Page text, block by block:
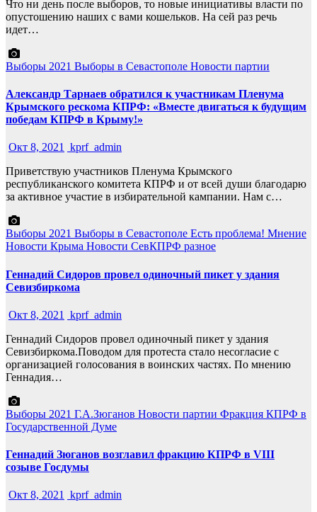
Что ни день после выборов, то новые инициативы власти по
опустошению наших с вами кошельков. На сей раз речь
идет…
Выборы 2021 Выборы в Севастополе Новости партии
Александр Тарнаев обратился к участникам Пленума
Крымского рескома КПРФ: «Вместе двигаться к будущим
победам КПРФ в Крыму!»
Окт 8, 2021
kprf_admin
Приветствую участников Пленума Крымского
республиканского комитета КПРФ и от всей души благодарю
за активное участие в избирательной кампании. Нам с…
Выборы 2021 Выборы в Севастополе Есть проблема! Мнение
Новости Крыма Новости СевКПРФ разное
Геннадий Сидоров провел одиночный пикет у здания
Севизбиркома
Окт 8, 2021
kprf_admin
Геннадий Сидоров провел одиночный пикет у здания
Севизбиркома.Поводом для протеста стало несогласие с
организацией голосования в воинских частях. По мнению
Геннадия…
Выборы 2021 Г.А.Зюганов Новости партии Фракция КПРФ в
Государственной Думе
Геннадий Зюганов возглавил фракцию КПРФ в VIII
созыве Госдумы
Окт 8, 2021 kprf_admin